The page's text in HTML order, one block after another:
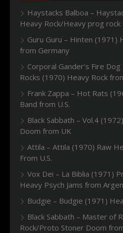
Haystacks Balboa –
Heavy Rock/Heavy prog rock
Guru Guru – Hinten (1971)
from Germany
Corporal Gander’s Fire
Rocks (1970) Heavy Rock
Frank Zappa – Hot Rats
Band from U.S.
Black Sabbath – Vol.4
Doom from UK
Attila – Attila (1970) Raw
From U.S.
Vox Dei – La Biblia (1971)
Heavy Psych Jams from
Budgie – Budgie (1971)
Black Sabbath – Master of
Rock/Proto Stoner Doom